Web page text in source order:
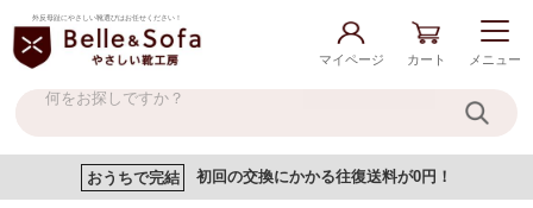
外反母趾にやさしい靴選びはお任せください！
マイページ カート メニュー
おうちで完結 初回の交換にかかる往復送料が0円！